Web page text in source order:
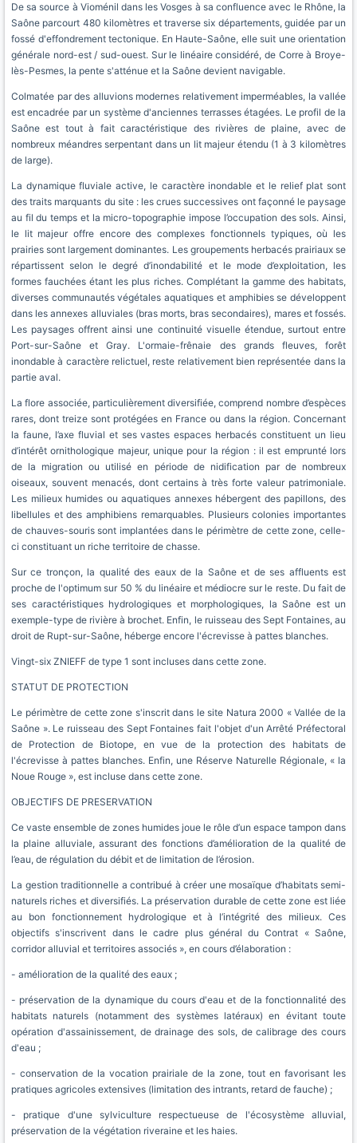
De sa source à Vioménil dans les Vosges à sa confluence avec le Rhône, la
Saône parcourt 480 kilomètres et traverse six départements, guidée par un
fossé d'effondrement tectonique. En Haute-Saône, elle suit une orientation
générale nord-est / sud-ouest. Sur le linéaire considéré, de Corre à Broye-
lès-Pesmes, la pente s'atténue et la Saône devient navigable.
Colmatée par des alluvions modernes relativement imperméables, la vallée
est encadrée par un système d'anciennes terrasses étagées. Le profil de la
Saône est tout à fait caractéristique des rivières de plaine, avec de
nombreux méandres serpentant dans un lit majeur étendu (1 à 3 kilomètres
de large).
La dynamique fluviale active, le caractère inondable et le relief plat sont
des traits marquants du site : les crues successives ont façonné le paysage
au fil du temps et la micro-topographie impose l’occupation des sols. Ainsi,
le lit majeur offre encore des complexes fonctionnels typiques, où les
prairies sont largement dominantes. Les groupements herbacés prairiaux se
répartissent selon le degré d’inondabilité et le mode d’exploitation, les
formes fauchées étant les plus riches. Complétant la gamme des habitats,
diverses communautés végétales aquatiques et amphibies se développent
dans les annexes alluviales (bras morts, bras secondaires), mares et fossés.
Les paysages offrent ainsi une continuité visuelle étendue, surtout entre
Port-sur-Saône et Gray. L'ormaie-frênaie des grands fleuves, forêt
inondable à caractère relictuel, reste relativement bien représentée dans la
partie aval.
La flore associée, particulièrement diversifiée, comprend nombre d’espèces
rares, dont treize sont protégées en France ou dans la région. Concernant
la faune, l’axe fluvial et ses vastes espaces herbacés constituent un lieu
d’intérêt ornithologique majeur, unique pour la région : il est emprunté lors
de la migration ou utilisé en période de nidification par de nombreux
oiseaux, souvent menacés, dont certains à très forte valeur patrimoniale.
Les milieux humides ou aquatiques annexes hébergent des papillons, des
libellules et des amphibiens remarquables. Plusieurs colonies importantes
de chauves-souris sont implantées dans le périmètre de cette zone, celle-
ci constituant un riche territoire de chasse.
Sur ce tronçon, la qualité des eaux de la Saône et de ses affluents est
proche de l'optimum sur 50 % du linéaire et médiocre sur le reste. Du fait de
ses caractéristiques hydrologiques et morphologiques, la Saône est un
exemple-type de rivière à brochet. Enfin, le ruisseau des Sept Fontaines, au
droit de Rupt-sur-Saône, héberge encore l'écrevisse à pattes blanches.
Vingt-six ZNIEFF de type 1 sont incluses dans cette zone.
STATUT DE PROTECTION
Le périmètre de cette zone s'inscrit dans le site Natura 2000 « Vallée de la
Saône ». Le ruisseau des Sept Fontaines fait l'objet d'un Arrêté Préfectoral
de Protection de Biotope, en vue de la protection des habitats de
l'écrevisse à pattes blanches. Enfin, une Réserve Naturelle Régionale, « la
Noue Rouge », est incluse dans cette zone.
OBJECTIFS DE PRESERVATION
Ce vaste ensemble de zones humides joue le rôle d’un espace tampon dans
la plaine alluviale, assurant des fonctions d’amélioration de la qualité de
l’eau, de régulation du débit et de limitation de l’érosion.
La gestion traditionnelle a contribué à créer une mosaïque d’habitats semi-
naturels riches et diversifiés. La préservation durable de cette zone est liée
au bon fonctionnement hydrologique et à l’intégrité des milieux. Ces
objectifs s'inscrivent dans le cadre plus général du Contrat « Saône,
corridor alluvial et territoires associés », en cours d’élaboration :
- amélioration de la qualité des eaux ;
- préservation de la dynamique du cours d'eau et de la fonctionnalité des
habitats naturels (notamment des systèmes latéraux) en évitant toute
opération d'assainissement, de drainage des sols, de calibrage des cours
d'eau ;
- conservation de la vocation prairiale de la zone, tout en favorisant les
pratiques agricoles extensives (limitation des intrants, retard de fauche) ;
- pratique d'une sylviculture respectueuse de l'écosystème alluvial,
préservation de la végétation riveraine et les haies.